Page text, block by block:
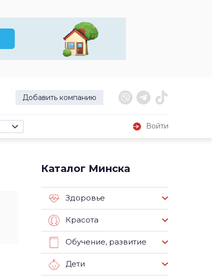
Добавить компанию
Войти
Каталог Минска
Здоровье
Красота
Обучение, развитие
Дети